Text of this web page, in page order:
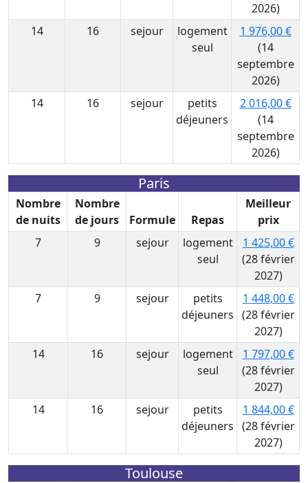
2026)
14
16 sejour
logement
seul
1 976,00 €
(14
septembre
2026)
14
16 sejour
petits
déjeuners
2 016,00 €
(14
septembre
2026)
Paris
Nombre
de nuits
Nombre
de jours
Formule Repas
Meilleur
prix
7
9 sejour
logement
seul
1 425,00 €
(28 février
2027)
7
9 sejour
petits
déjeuners
1 448,00 €
(28 février
2027)
14
16 sejour
logement
seul
1 797,00 €
(28 février
2027)
14
16 sejour
petits
déjeuners
1 844,00 €
(28 février
2027)
Toulouse